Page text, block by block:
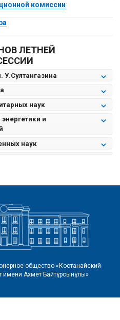
комиссии
ЛЕТНЕЙ
У.Султангазина
наук
и
наук
общество «Костанайский
имени Ахмет Байтұрсынұлы»